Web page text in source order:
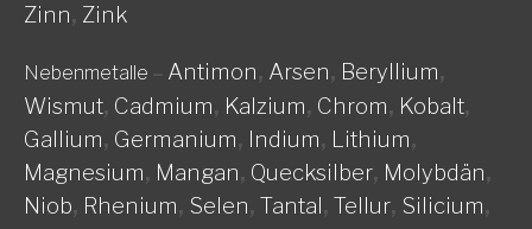
Zinn, Zink
Nebenmetalle – Antimon, Arsen, Beryllium,
Wismut, Cadmium, Kalzium, Chrom, Kobalt,
Gallium, Germanium, Indium, Lithium,
Magnesium, Mangan, Quecksilber, Molybdän,
Niob, Rhenium, Selen, Tantal, Tellur, Silicium,